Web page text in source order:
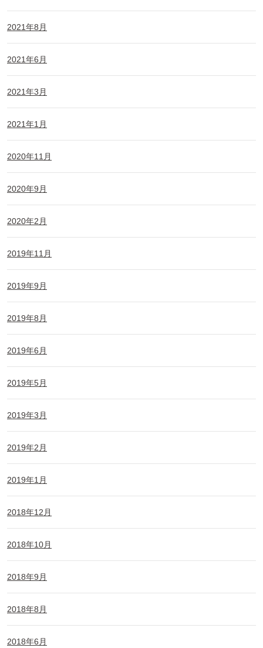
2021年8月
2021年6月
2021年3月
2021年1月
2020年11月
2020年9月
2020年2月
2019年11月
2019年9月
2019年8月
2019年6月
2019年5月
2019年3月
2019年2月
2019年1月
2018年12月
2018年10月
2018年9月
2018年8月
2018年6月